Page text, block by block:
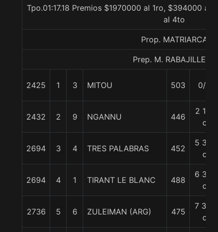
Tpo.01:17.18 Premios $1970000 al 1ro, $394000
al 4to
Prop. MATRIARCA
Prep. M. RABAJILLE D.
2425 1 3 MITOU 503 0/0
2432 2 9 NGANNU 446
2 1/4
c
2694 3 4 TRES PALABRAS 452
5 3/4
c
2694 4 1 TIRANT LE BLANC 488
6 3/4
c
2736 5 6 ZULEIMAN (ARG) 475
7 3/4
c